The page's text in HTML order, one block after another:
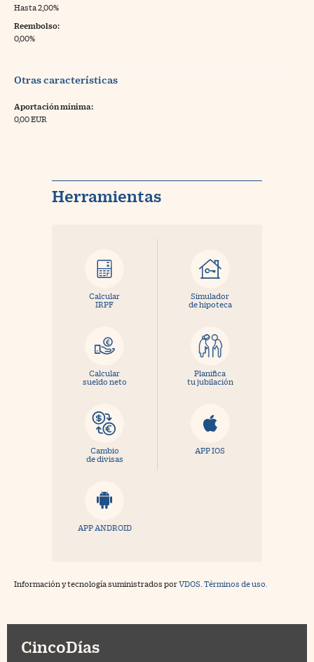
Hasta 2,00%
Reembolso:
0,00%
Otras características
Aportación mínima:
0,00 EUR
Herramientas
Calcular
IRPF
Simulador
de hipoteca
Calcular
sueldo neto
Planifica
tu jubilación
Cambio
de divisas
APP IOS
APP ANDROID
Información y tecnología suministrados porVDOS Términos de uso.
CincoDías